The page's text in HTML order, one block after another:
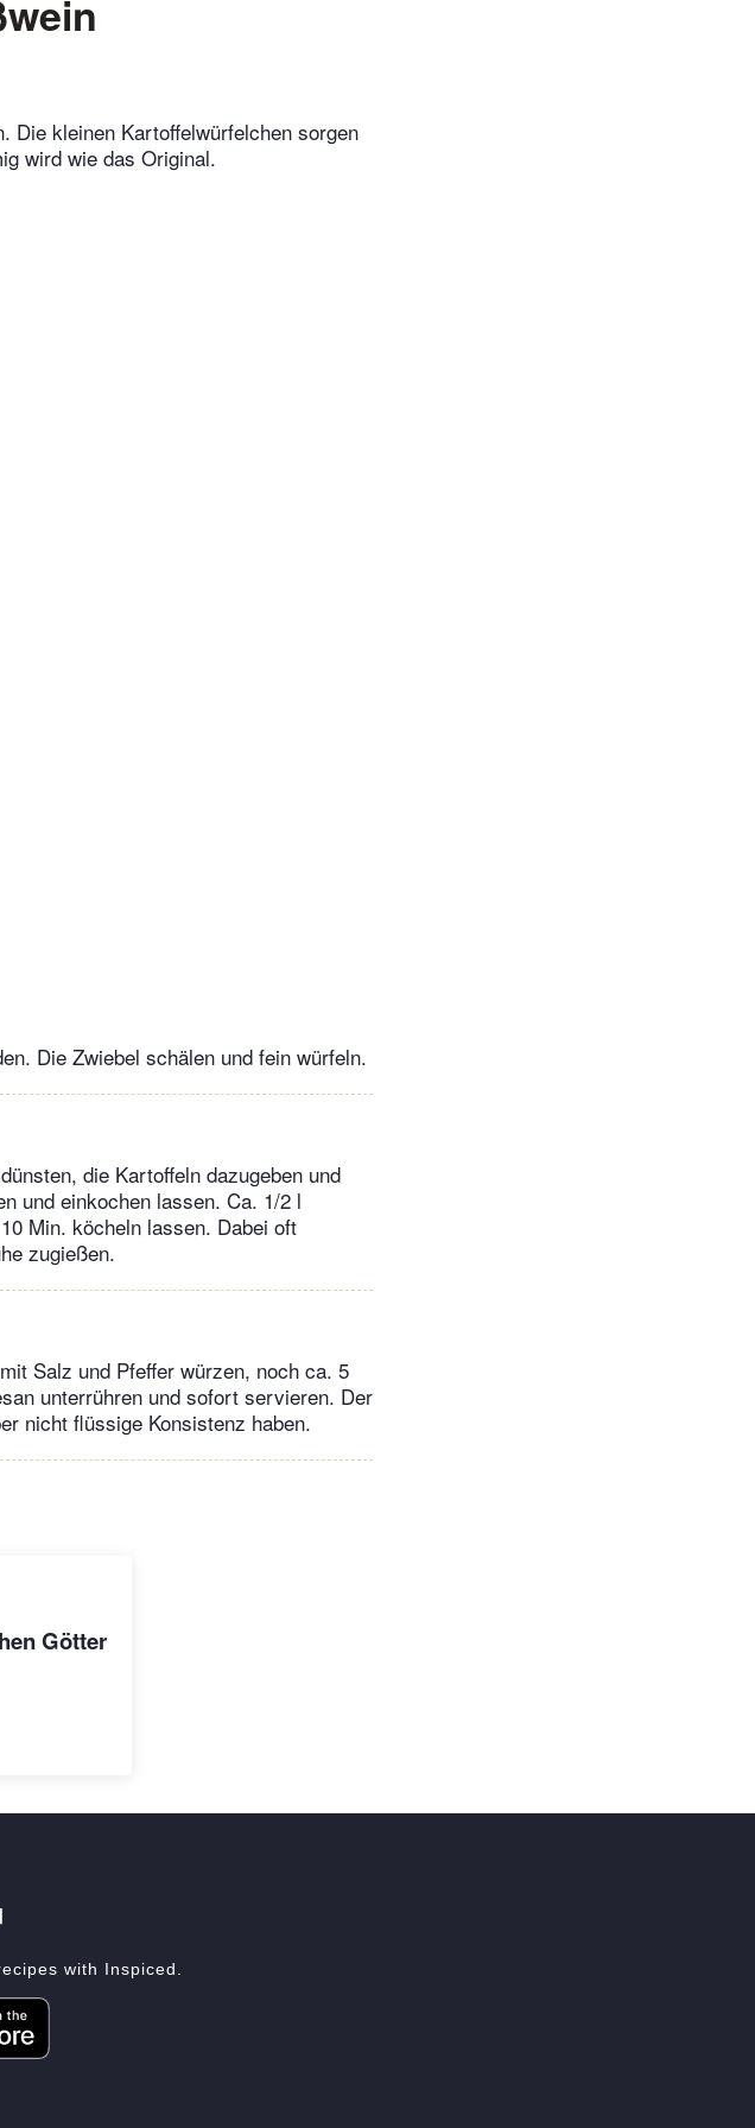
Die kleinen Kartoffelwürfelchen sorgen
wird wie das Original.
Die Zwiebel schälen und fein würfeln.
die Kartoffeln dazugeben und
und einkochen lassen. Ca. 1/2 l
Min. köcheln lassen. Dabei oft
zugießen.
Salz und Pfeffer würzen, noch ca. 5
unterrühren und sofort servieren. Der
nicht flüssige Konsistenz haben.
Götter
with Inspiced.